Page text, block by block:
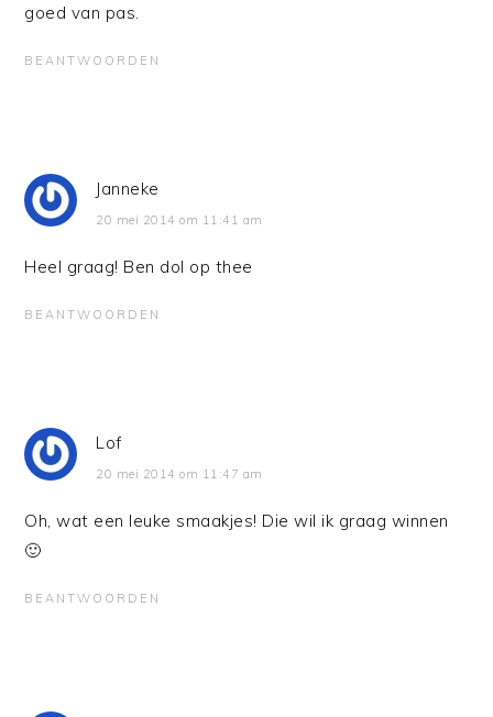
goed van pas.
BEANTWOORDEN
Janneke
20 mei 2014 om 11:41 am
Heel graag! Ben dol op thee
BEANTWOORDEN
Lof
20 mei 2014 om 11:47 am
Oh, wat een leuke smaakjes! Die wil ik graag winnen
🙂
BEANTWOORDEN